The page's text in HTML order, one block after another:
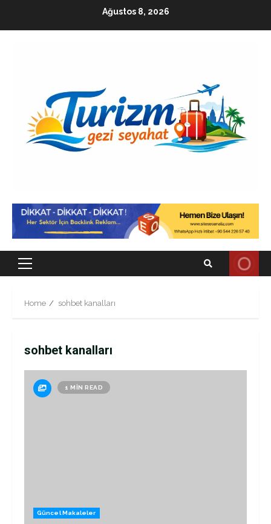
Ağustos 8, 2026
Primary
Home sohbet kanalları
sohbet kanalları
1 MIN READ
Güncel Makaleler